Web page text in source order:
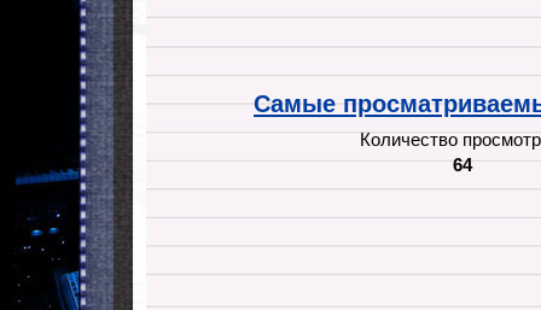
Самые
Количество
64